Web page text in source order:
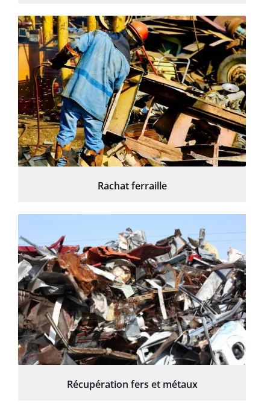
Rachat ferraille
Récupération fers et métaux